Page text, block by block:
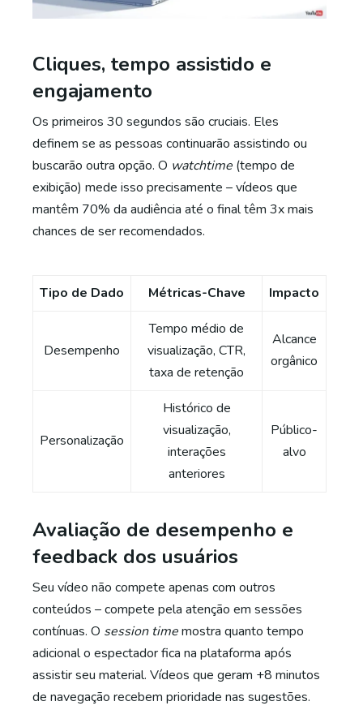
Cliques, tempo assistido e
engajamento
Os primeiros 30 segundos são cruciais. Eles
definem se as pessoas continuarão assistindo ou
buscarão outra opção. O watchtime (tempo de
exibição) mede isso precisamente – vídeos que
mantêm 70% da audiência até o final têm 3x mais
chances de ser recomendados.
Tipo de Dado Métricas-Chave Impacto
Desempenho
Tempo médio de
visualização, CTR,
taxa de retenção
Alcance
orgânico
Personalização
Histórico de
visualização,
interações
anteriores
Público-
alvo
Avaliação de desempenho e
feedback dos usuários
Seu vídeo não compete apenas com outros
conteúdos – compete pela atenção em sessões
contínuas. O session timemostra quanto tempo
adicional o espectador fica na plataforma após
assistir seu material. Vídeos que geram +8 minutos
de navegação recebem prioridade nas sugestões.